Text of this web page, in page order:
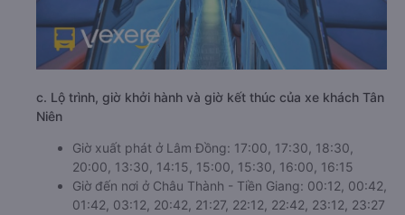
c. Lộ trình, giờ khởi hành và giờ kết thúc của xe khách Tân
Niên
Giờ xuất phát ở Lâm Đồng: 17:00, 17:30, 18:30,
20:00, 13:30, 14:15, 15:00, 15:30, 16:00, 16:15
Giờ đến nơi ở Châu Thành - Tiền Giang: 00:12, 00:42,
01:42, 03:12, 20:42, 21:27, 22:12, 22:42, 23:12, 23:27